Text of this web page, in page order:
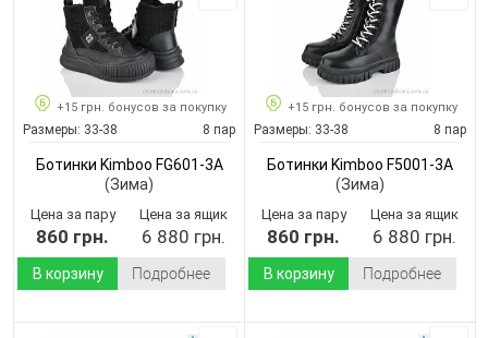
+15 грн. бонусов за покупку
Размеры: 33-38 8 пар
Ботинки Kimboo FG601-3A
(Зима)
Цена за пару
860 грн.
Цена за ящик
6 880 грн.
В корзину Подробнее
+15 грн. бонусов за покупку
Размеры: 33-38 8 пар
Ботинки Kimboo F5001-3A
(Зима)
Цена за пару
860 грн.
Цена за ящик
6 880 грн.
В корзину Подробнее